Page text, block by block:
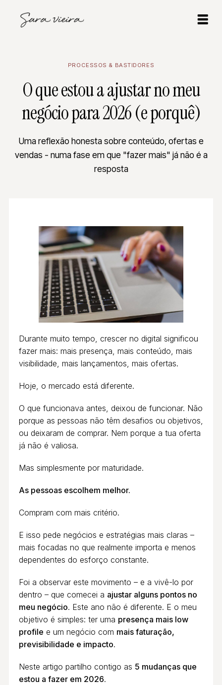
PROCESSOS & BASTIDORES
O que estou a ajustar no meu
negócio para 2026 (e porquê)
Uma reflexão honesta sobre conteúdo, ofertas e
vendas - numa fase em que "fazer mais" já não é a
resposta
Durante muito tempo, crescer no digital significou
fazer mais: mais presença, mais conteúdo, mais
visibilidade, mais lançamentos, mais ofertas.
Hoje, o mercado está diferente.
O que funcionava antes, deixou de funcionar. Não
porque as pessoas não têm desafios ou objetivos,
ou deixaram de comprar. Nem porque a tua oferta
já não é valiosa.
Mas simplesmente por maturidade.
As pessoas escolhem melhor.
Compram com mais critério.
E isso pede negócios e estratégias mais claras –
mais focadas no que realmente importa e menos
dependentes do esforço constante.
Foi a observar este movimento – e a vivê-lo por
dentro – que comecei a ajustar alguns pontos no
meu negócio. Este ano não é diferente. E o meu
objetivo é simples: ter uma presença mais low
profile e um negócio com mais faturação,
previsibilidade e impacto.
Neste artigo partilho contigo as 5 mudanças que
estou a fazer em 2026.